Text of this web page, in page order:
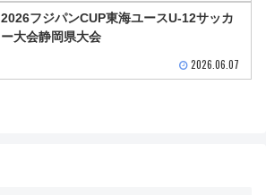
2026フジパンCUP東海ユースU-12サッカ
ー大会静岡県大会
2026.06.07